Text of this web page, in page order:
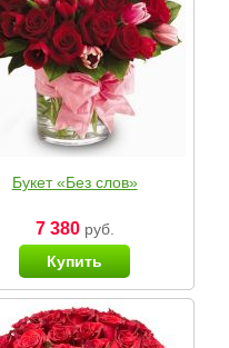
Букет «Без слов»
7 380руб.
Купить